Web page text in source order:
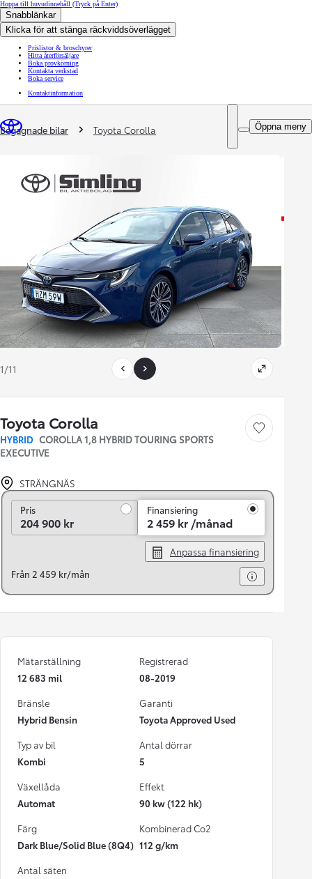
Hoppa till huvudinnehåll (Tryck på Enter)
Snabblänkar
Klicka för att stänga räckviddsöverlägget
Prislistor & broschyrer
Hitta återförsäljare
Boka provkörning
Kontakta verkstad
Boka service
Kontaktinformation
Öppna meny
You are here
Begagnade bilar Toyota Corolla
1/11
Toyota Corolla
HYBRID COROLLA 1,8 HYBRID TOURING SPORTS
EXECUTIVE
Save car
STRÄNGNÄS
PrisPris
204 900 kr
Finansiering
2 459 kr /månad
Anpassa finansiering
Från 2 459 kr/mån
Mätarställning
12 683 mil
Registrerad
08-2019
Bränsle
Hybrid Bensin
Garanti
Toyota Approved Used
Typ av bil
Kombi
Antal dörrar
5
Växellåda
Automat
Effekt
90 kw (122 hk)
Färg
Dark Blue/Solid Blue (8Q4)
Kombinerad Co2
112 g/km
Antal säten